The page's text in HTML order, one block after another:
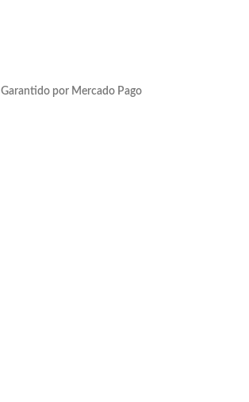
Garantido por Mercado Pago